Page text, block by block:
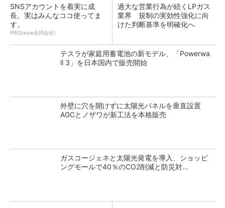
SNSアカウントを着実に成
長。実はみんなココ使ってま
す。
PR(Dreaw合同会社)
過大な営業行為が続くLPガス
業界 規制の実効性強化に向
けた判断基準を明確化へ
テスラが家庭用蓄電池の新モデル、「Powerwa
ll 3」を日本国内で販売開始
外壁に穴を開けずに太陽光パネルを垂直設置
AGCとノザワが新工法を本格販売
ガスコージェネと太陽光発電を導入、ショッピ
ングモールで40％のCO2削減と防災対...